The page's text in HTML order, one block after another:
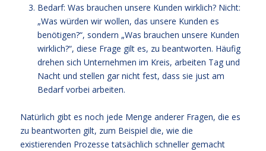
Bedarf: Was brauchen unsere Kunden wirklich? Nicht:
„Was würden wir wollen, das unsere Kunden es
benötigen?“, sondern „Was brauchen unsere Kunden
wirklich?“, diese Frage gilt es, zu beantworten. Häufig
drehen sich Unternehmen im Kreis, arbeiten Tag und
Nacht und stellen gar nicht fest, dass sie just am
Bedarf vorbei arbeiten.
Natürlich gibt es noch jede Menge anderer Fragen, die es
zu beantworten gilt, zum Beispiel die, wie die
existierenden Prozesse tatsächlich schneller gemacht